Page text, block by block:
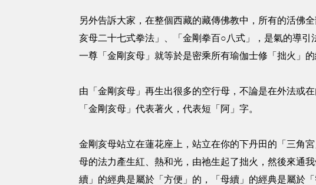
另外告訴大家，在整個西藏的藏傳佛教中，所有的活佛
亥母二十七式拳法」、「金剛拳百○八式」，是氣的導
一尊「金剛亥母」就等於是密乘所有瑜伽士修「拙火」的
由「金剛亥母」再生出很多的空行母，不論是在外法或
「金剛亥母」代表著火，代表短「阿」字。
金剛亥母站立在蓮花座上，站立在你的下丹田的「三角
母的法力產生紅、熱和光，由祂生起了拙火，然後來通
續」的經典是屬於「方便」的，「母續」的經典是屬於